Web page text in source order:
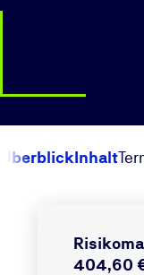
ÜberblickInhalt
404,60